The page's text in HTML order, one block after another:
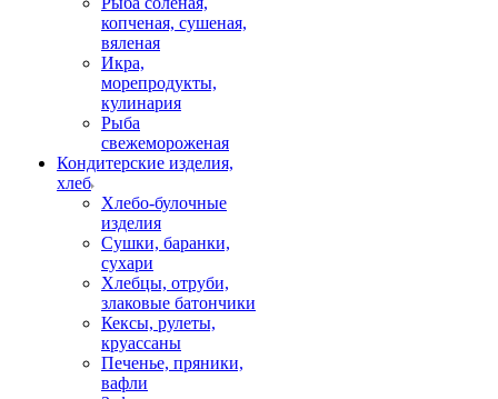
копченая, сушеная,
вяленая
Икра,
морепродукты,
кулинария
Рыба
свежемороженая
Кондитерские изделия,
хлеб
Хлебо-булочные
изделия
Сушки, баранки,
сухари
Хлебцы, отруби,
злаковые батончики
Кексы, рулеты,
круассаны
Печенье, пряники,
вафли